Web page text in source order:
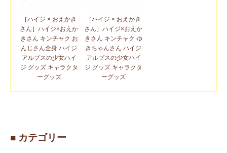
［ハイジ × おえかき
さん］ハイジ×おえか
きさん キンチャク お
んじさん全身 ハイジ
アルプスの少女ハイ
ジ グッズ キャラクタ
ーグッズ
［ハイジ × おえかき
さん］ハイジ×おえか
きさん キンチャク ゆ
きちゃんさん ハイジ
アルプスの少女ハイ
ジ グッズ キャラクタ
ーグッズ
■ カテゴリー